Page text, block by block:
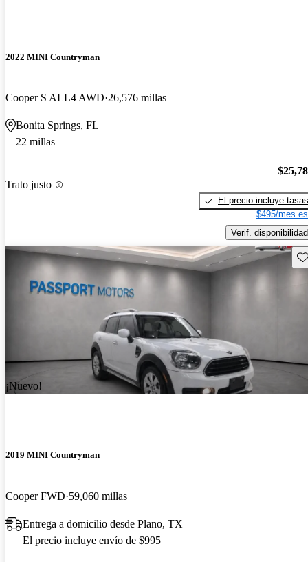
2022 MINI Countryman
Cooper S ALL4 AWD 26,576 millas
Bonita Springs, FL
22 millas
Trato justo
El precio incluye tasas
$495/mes
Verif. disponibilidad
¡Nuevo!
2019 MINI Countryman
Cooper FWD 59,060 millas
Entrega a domicilio desde Plano, TX
El precio incluye envío de $995